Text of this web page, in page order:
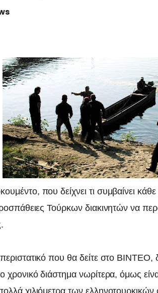
που δείχνει τι συμβαίνει
Τούρκων διακινητών να
που θα δείτε στο ΒΙΝΤΕΟ,
χρονικό διάστημα νωρίτερα, όμως
χιλιόμετρα των